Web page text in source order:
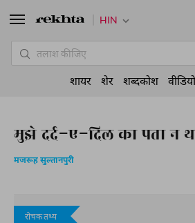
मुझे दर्द-ए-दिल का पता न
मजरूह सुल्तानपुरी
रोचक तथ्य
HIN
शायर शेर शब्दकोश वीडियो